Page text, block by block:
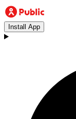
Install App